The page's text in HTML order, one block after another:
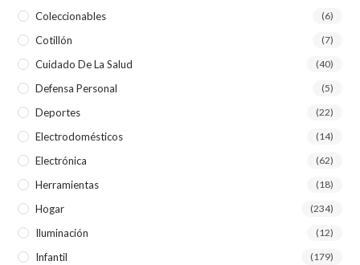
Coleccionables (6)
Cotillón (7)
Cuidado De La Salud (40)
Defensa Personal (5)
Deportes (22)
Electrodomésticos (14)
Electrónica (62)
Herramientas (18)
Hogar (234)
Iluminación (12)
Infantil (179)